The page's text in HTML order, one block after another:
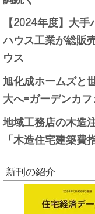
【2024年度】大
ハウス工業が総販
ウス
旭化成ホームズと
大へ=ガーデンカ
地域工務店の木造
「木造住宅建築
新刊の紹介